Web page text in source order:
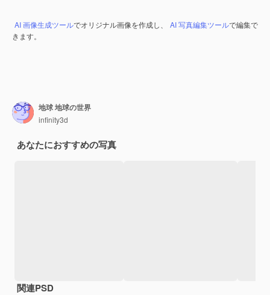
AI 画像生成ツールでオリジナル画像を作成し、 AI 写真編集ツールで編集で
きます。
地球 地球の世界
infinity3d
あなたにおすすめの写真
関連PSD